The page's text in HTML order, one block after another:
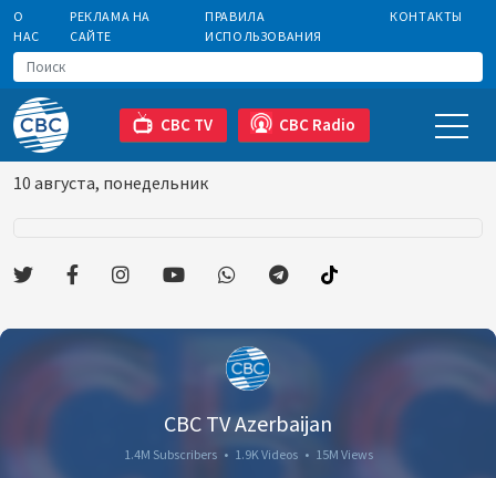
О
НАС
РЕКЛАМА НА
САЙТЕ
ПРАВИЛА
ИСПОЛЬЗОВАНИЯ
КОНТАКТЫ
CBC TV CBC Radio
10 августа, понедельник
CBC TV Azerbaijan
1.4M Subscribers • 1.9K Videos • 15M Views